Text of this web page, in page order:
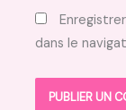
dans le